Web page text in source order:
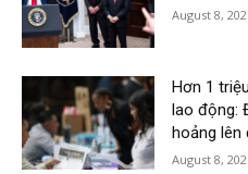
August 8,
Hơn 1
lao động:
hoảng lên
August 8,